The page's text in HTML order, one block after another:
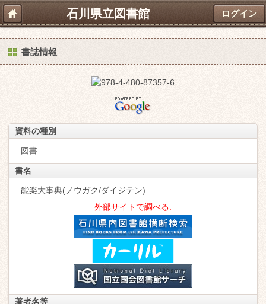
石川県立図書館 ログイン
書誌情報
資料の種別
図書
書名
能楽大事典(ノウガク/ダイジテン)
外部サイトで調べる:
著者名等